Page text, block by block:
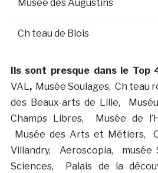
Musée des Augustins
Ch teau de Blois
Ils sont presque dans le
VAL, Musée Soulages, Ch teau
des Beaux-arts de Lille,
Champs Libres, Musée de
Musée des Arts et Métiers,
Villandry, Aeroscopia, musée
Sciences, Palais de la